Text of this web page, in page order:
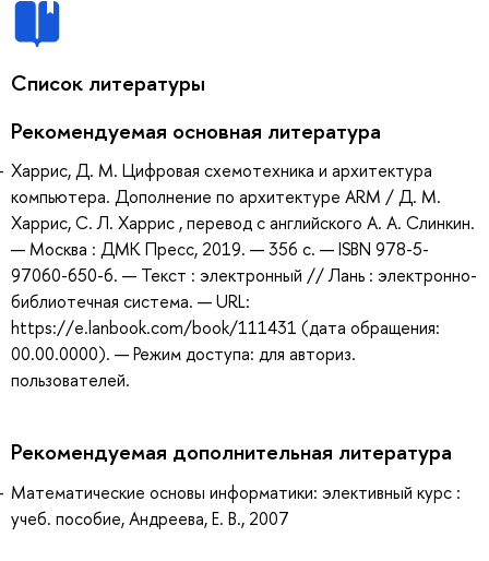
Список литературы
Рекомендуемая основная литература
Харрис, Д. М. Цифровая схемотехника и архитектура
компьютера. Дополнение по архитектуре ARM / Д. М.
Харрис, С. Л. Харрис , перевод с английского А. А. Слинкин.
— Москва : ДМК Пресс, 2019. — 356 с. — ISBN 978-5-
97060-650-6. — Текст : электронный // Лань : электронно-
библиотечная система. — URL:
https://e.lanbook.com/book/111431 (дата обращения:
00.00.0000). — Режим доступа: для авториз.
пользователей.
Рекомендуемая дополнительная литература
Математические основы информатики: элективный курс :
учеб. пособие, Андреева, Е. В., 2007